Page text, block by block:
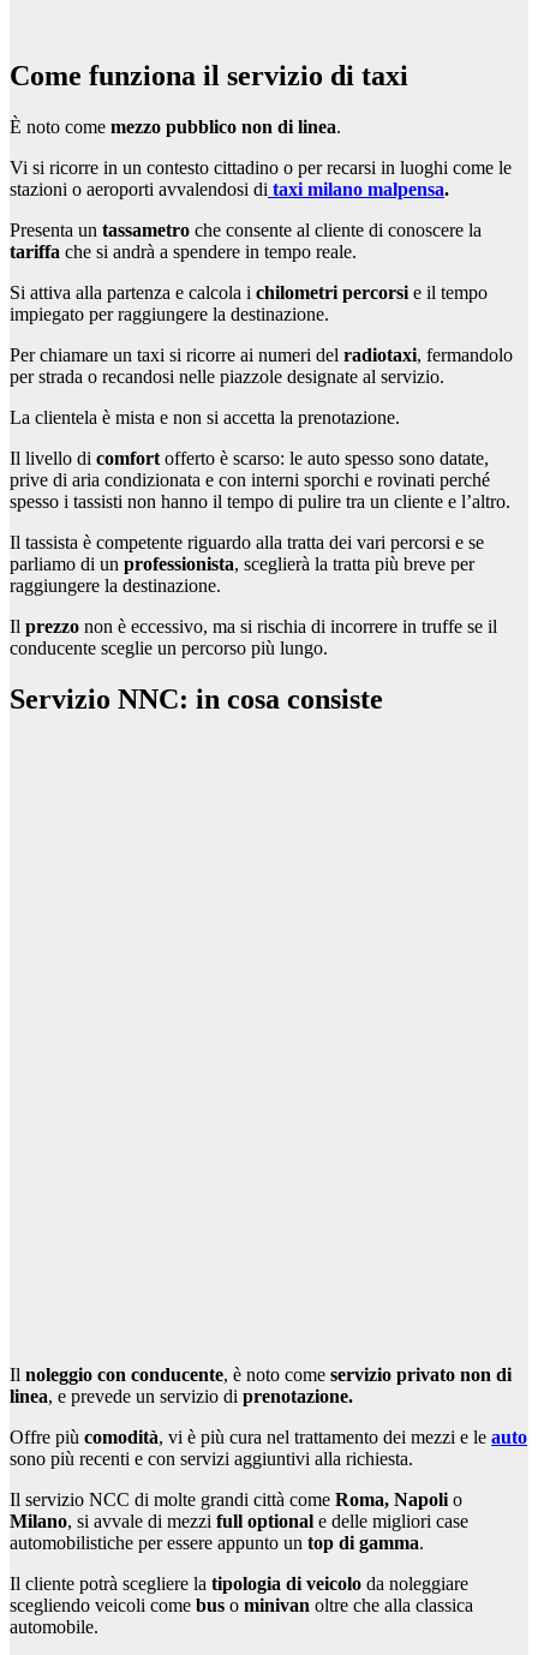
Come funziona il servizio di taxi
È noto come mezzo pubblico non di linea.
Vi si ricorre in un contesto cittadino o per recarsi in luoghi come le
stazioni o aeroporti avvalendosi di taxi milano malpensa.
Presenta un tassametro che consente al cliente di conoscere la
tariffa che si andrà a spendere in tempo reale.
Si attiva alla partenza e calcola i chilometri percorsi e il tempo
impiegato per raggiungere la destinazione.
Per chiamare un taxi si ricorre ai numeri del radiotaxi, fermandolo
per strada o recandosi nelle piazzole designate al servizio.
La clientela è mista e non si accetta la prenotazione.
Il livello di comfort offerto è scarso: le auto spesso sono datate,
prive di aria condizionata e con interni sporchi e rovinati perché
spesso i tassisti non hanno il tempo di pulire tra un cliente e l’altro.
Il tassista è competente riguardo alla tratta dei vari percorsi e se
parliamo di un professionista, sceglierà la tratta più breve per
raggiungere la destinazione.
Il prezzo non è eccessivo, ma si rischia di incorrere in truffe se il
conducente sceglie un percorso più lungo.
Servizio NNC: in cosa consiste
Il noleggio con conducente, è noto come servizio privato non di
linea, e prevede un servizio di prenotazione.
Offre più comodità, vi è più cura nel trattamento dei mezzi e le auto
sono più recenti e con servizi aggiuntivi alla richiesta.
Il servizio NCC di molte grandi città come Roma, Napoli o
Milano, si avvale di mezzi full optional e delle migliori case
automobilistiche per essere appunto un top di gamma.
Il cliente potrà scegliere la tipologia di veicolo da noleggiare
scegliendo veicoli come bus o minivan oltre che alla classica
automobile.